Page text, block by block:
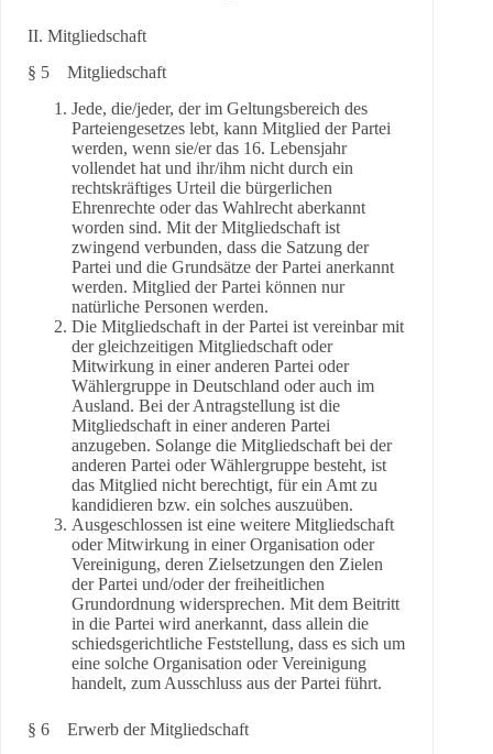
II. Mitgliedschaft
§ 5 Mitgliedschaft
Jede, die/jeder, der im Geltungsbereich des
Parteiengesetzes lebt, kann Mitglied der Partei
werden, wenn sie/er das 16. Lebensjahr
vollendet hat und ihr/ihm nicht durch ein
rechtskräftiges Urteil die bürgerlichen
Ehrenrechte oder das Wahlrecht aberkannt
worden sind. Mit der Mitgliedschaft ist
zwingend verbunden, dass die Satzung der
Partei und die Grundsätze der Partei anerkannt
werden. Mitglied der Partei können nur
natürliche Personen werden.
Die Mitgliedschaft in der Partei ist vereinbar mit
der gleichzeitigen Mitgliedschaft oder
Mitwirkung in einer anderen Partei oder
Wählergruppe in Deutschland oder auch im
Ausland. Bei der Antragstellung ist die
Mitgliedschaft in einer anderen Partei
anzugeben. Solange die Mitgliedschaft bei der
anderen Partei oder Wählergruppe besteht, ist
das Mitglied nicht berechtigt, für ein Amt zu
kandidieren bzw. ein solches auszuüben.
Ausgeschlossen ist eine weitere Mitgliedschaft
oder Mitwirkung in einer Organisation oder
Vereinigung, deren Zielsetzungen den Zielen
der Partei und/oder der freiheitlichen
Grundordnung widersprechen. Mit dem Beitritt
in die Partei wird anerkannt, dass allein die
schiedsgerichtliche Feststellung, dass es sich um
eine solche Organisation oder Vereinigung
handelt, zum Ausschluss aus der Partei führt.
§ 6 Erwerb der Mitgliedschaft